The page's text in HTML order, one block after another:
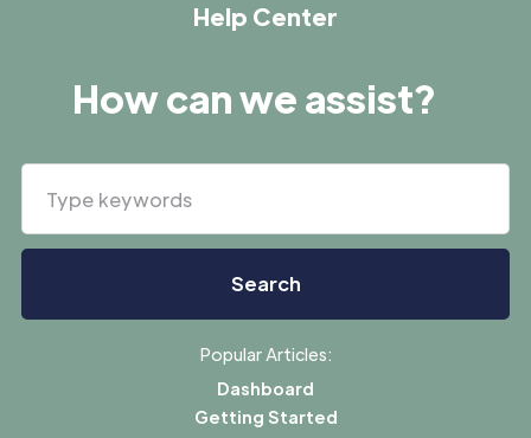
Help Center
How can we assist?
Popular Articles:
Dashboard
Getting Started